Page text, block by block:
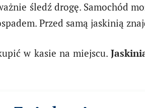
śledź drogę. Samochód
Przed samą jaskinią
w kasie na miejscu.